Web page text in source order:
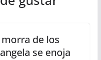
de los
se enoja